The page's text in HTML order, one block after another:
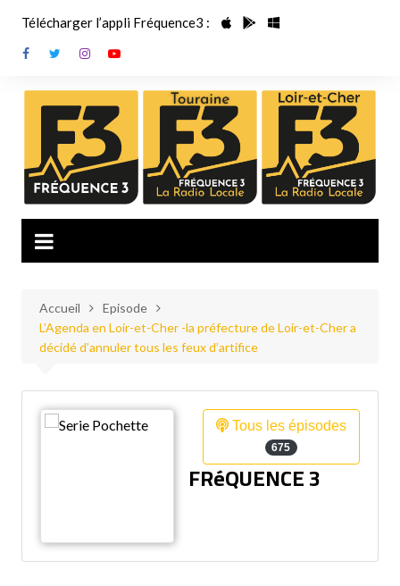
contenu
Télécharger l’appli Fréquence3 :
Accueil
Episode
L’Agenda en Loir-et-Cher -la préfecture de Loir-et-Cher a
décidé d’annuler tous les feux d’artifice
Tous les épisodes
675
FRéQUENCE 3